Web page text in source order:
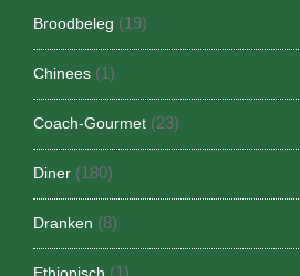
Broodbeleg (19)
Chinees (1)
Coach-Gourmet (23)
Diner (180)
Dranken (8)
Ethiopisch (1)